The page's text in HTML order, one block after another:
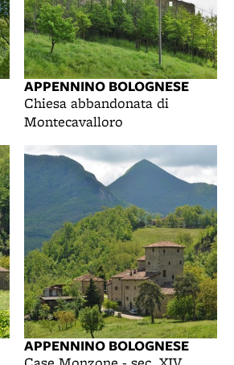
APPENNINO BOLOGNESE
Chiesa abbandonata di
Montecavalloro
APPENNINO BOLOGNESE